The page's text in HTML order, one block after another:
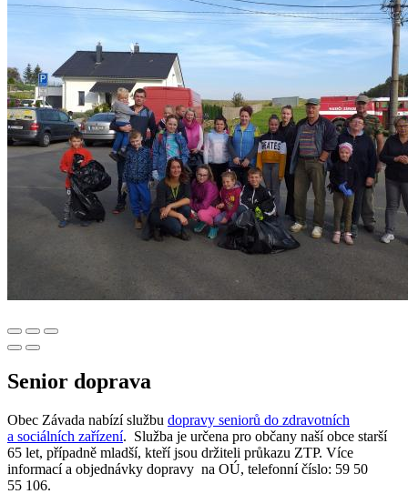
Senior doprava
Obec Závada nabízí službu dopravy seniorů do zdravotních
a sociálních zařízení. Služba je určena pro občany naší obce starší
65 let, případně mladší, kteří jsou držiteli průkazu ZTP. Více
informací a objednávky dopravy na OÚ, telefonní číslo: 59 50
55 106.